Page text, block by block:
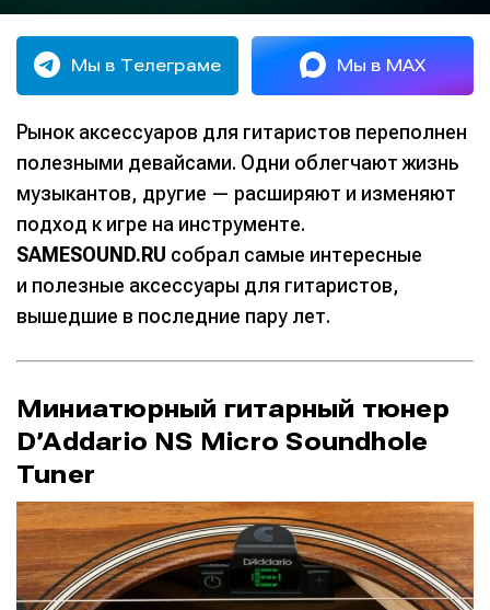
Мы в Телеграме Мы в MAX
Рынок аксессуаров для гитаристов переполнен
полезными девайсами. Одни облегчают жизнь
музыкантов, другие — расширяют и изменяют
подход к игре на инструменте.
SAMESOUND.RU собрал самые интересные
и полезные аксессуары для гитаристов,
вышедшие в последние пару лет.
Миниатюрный гитарный тюнер
D’Addario NS Micro Soundhole
Tuner